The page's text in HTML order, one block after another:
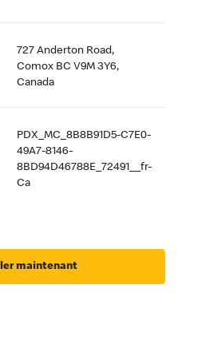
727 Anderton Road,
Comox BC V9M 3Y6,
Canada
PDX_MC_8B8B91D5-C7E0-
49A7-8146-
8BD94D46788E_72491__fr-
Ca
maintenant